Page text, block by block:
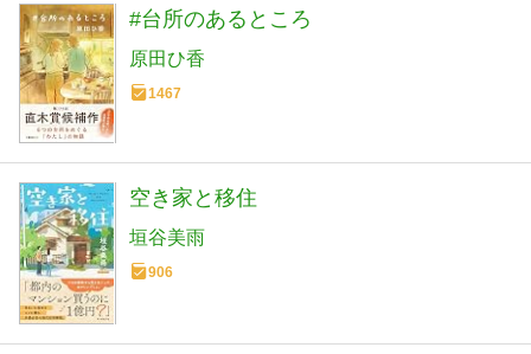
#台所のあるところ
原田ひ香
1467
空き家と移住
垣谷美雨
906